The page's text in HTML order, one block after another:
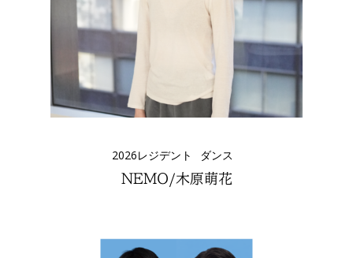
2026レジデント ダンス
NEMO/木原萌花